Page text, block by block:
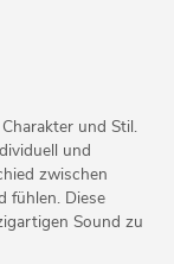
und Stil.
und
zwischen
fühlen. Diese
Sound zu